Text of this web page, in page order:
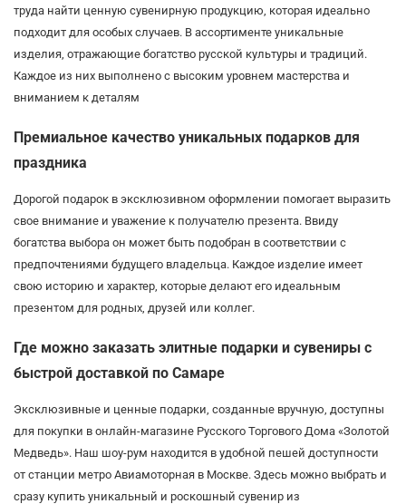
труда найти ценную сувенирную продукцию, которая идеально
подходит для особых случаев. В ассортименте уникальные
изделия, отражающие богатство русской культуры и традиций.
Каждое из них выполнено с высоким уровнем мастерства и
вниманием к деталям
Премиальное качество уникальных подарков для
праздника
Дорогой подарок в эксклюзивном оформлении помогает выразить
свое внимание и уважение к получателю презента. Ввиду
богатства выбора он может быть подобран в соответствии с
предпочтениями будущего владельца. Каждое изделие имеет
свою историю и характер, которые делают его идеальным
презентом для родных, друзей или коллег.
Где можно заказать элитные подарки и сувениры с
быстрой доставкой по Самаре
Эксклюзивные и ценные подарки, созданные вручную, доступны
для покупки в онлайн-магазине Русского Торгового Дома «Золотой
Медведь». Наш шоу-рум находится в удобной пешей доступности
от станции метро Авиамоторная в Москве. Здесь можно выбрать и
сразу купить уникальный и роскошный сувенир из